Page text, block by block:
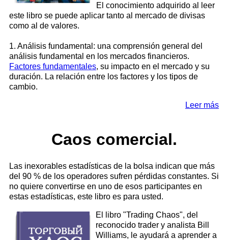
El conocimiento adquirido al leer
este libro se puede aplicar tanto al mercado de divisas
como al de valores.
1. Análisis fundamental: una comprensión general del
análisis fundamental en los mercados financieros.
Factores fundamentales, su impacto en el mercado y su
duración. La relación entre los factores y los tipos de
cambio.
Leer más
Caos comercial.
Las inexorables estadísticas de la bolsa indican que más
del 90 % de los operadores sufren pérdidas constantes. Si
no quiere convertirse en uno de esos participantes en
estas estadísticas, este libro es para usted.
El libro "Trading Chaos", del
reconocido trader y analista Bill
Williams, le ayudará a aprender a